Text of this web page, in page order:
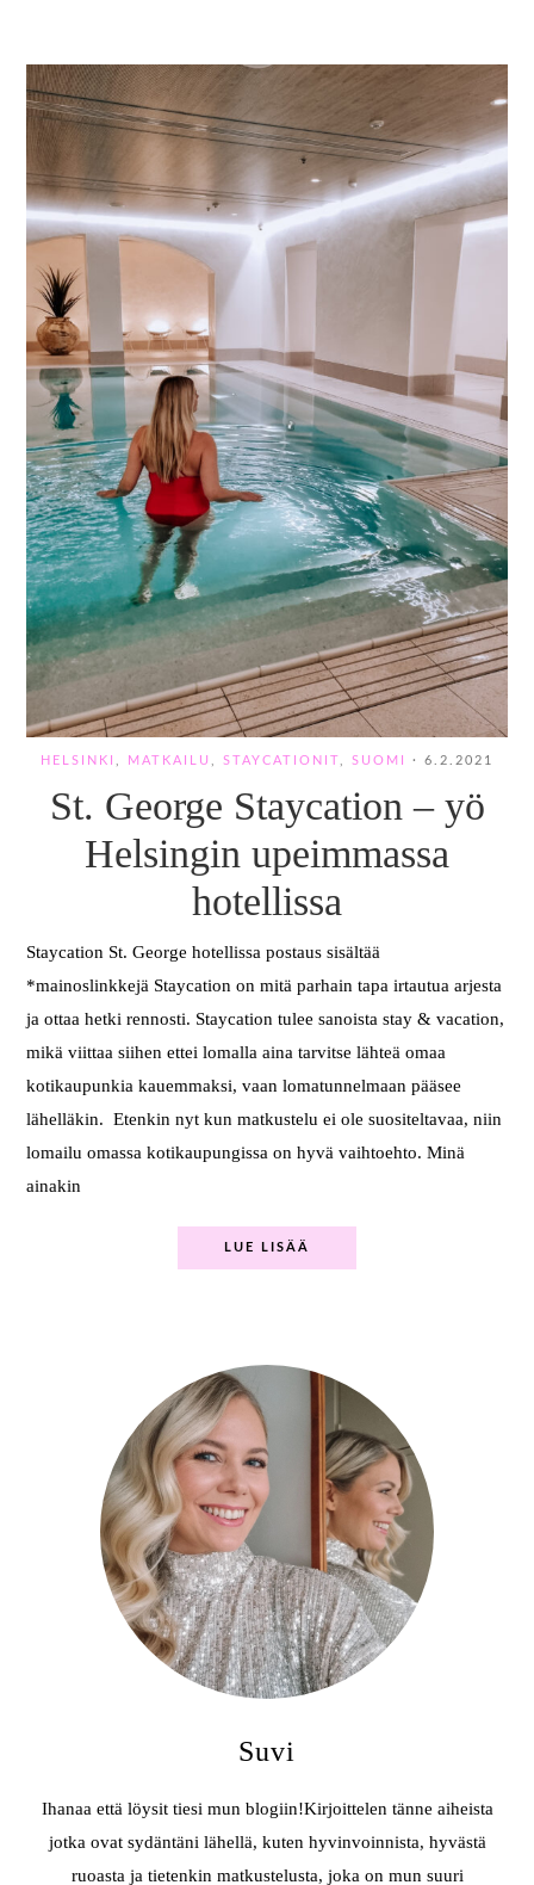
HELSINKI MATKAILU STAYCATIONIT SUOMI · 6.2.2021
St. George Staycation – yö
Helsingin upeimmassa
hotellissa
Staycation St. George hotellissa postaus sisältää
*mainoslinkkejä Staycation on mitä parhain tapa irtautua arjesta
ja ottaa hetki rennosti. Staycation tulee sanoista stay & vacation,
mikä viittaa siihen ettei lomalla aina tarvitse lähteä omaa
kotikaupunkia kauemmaksi, vaan lomatunnelmaan pääsee
lähelläkin. Etenkin nyt kun matkustelu ei ole suositeltavaa, niin
lomailu omassa kotikaupungissa on hyvä vaihtoehto. Minä
ainakin
LUE LISÄÄ
Suvi
Ihanaa että löysit tiesi mun blogiin!Kirjoittelen tänne aiheista
jotka ovat sydäntäni lähellä, kuten hyvinvoinnista, hyvästä
ruoasta ja tietenkin matkustelusta, joka on mun suuri